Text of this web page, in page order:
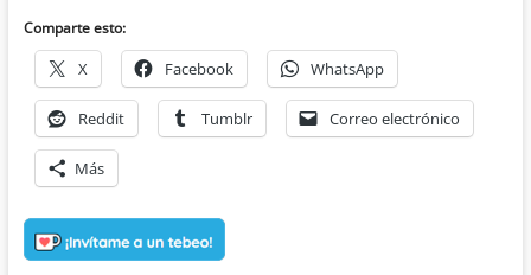
Comparte esto:
X Facebook WhatsApp
Reddit Tumblr Correo electrónico
Más